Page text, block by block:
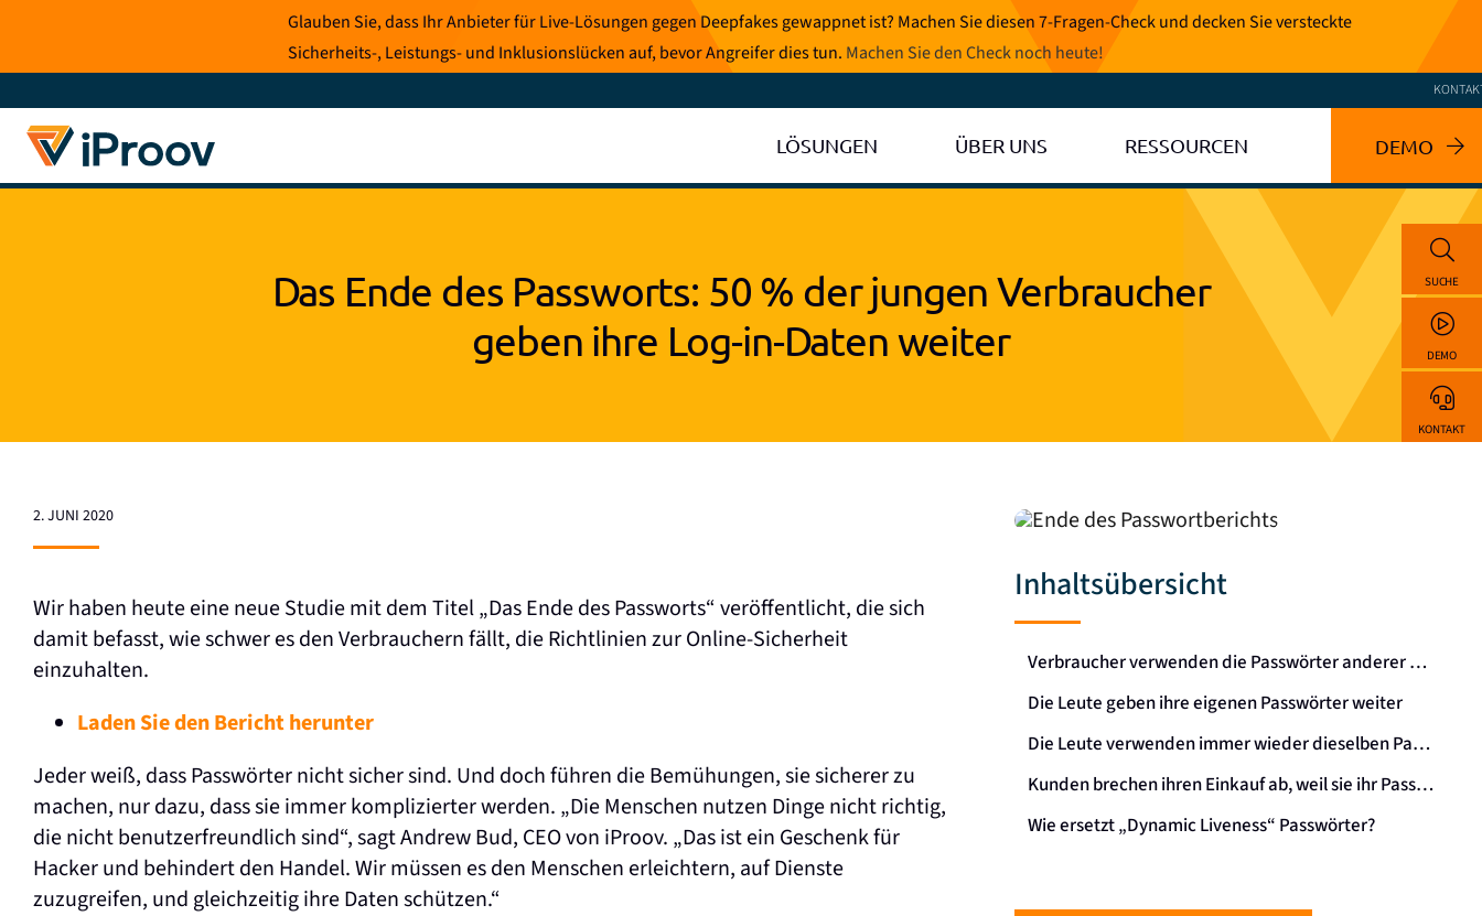
springen
Glauben Sie, dass Ihr Anbieter für Live-Lösungen gegen Deepfakes gewappnet ist? Machen Sie diesen 7-Fragen-Check und decken Sie versteckte
Sicherheits-, Leistungs- und Inklusionslücken auf, bevor Angreifer dies tun. Machen Sie den Check noch heute!
LÖSUNGEN ÜBER UNS RESSOURCEN DEMO
Das Ende des Passworts: 50 % der jungen Verbraucher
geben ihre Log-in-Daten weiter
2. JUNI 2020
Wir haben heute eine neue Studie mit dem Titel „Das Ende des Passworts“ veröffentlicht, die sich
damit befasst, wie schwer es den Verbrauchern fällt, die Richtlinien zur Online-Sicherheit
einzuhalten.
Laden Sie den Bericht herunter
Jeder weiß, dass Passwörter nicht sicher sind. Und doch führen die Bemühungen, sie sicherer zu
machen, nur dazu, dass sie immer komplizierter werden. „Die Menschen nutzen Dinge nicht richtig,
die nicht benutzerfreundlich sind“, sagt Andrew Bud, CEO von iProov. „Das ist ein Geschenk für
Hacker und behindert den Handel. Wir müssen es den Menschen erleichtern, auf Dienste
zuzugreifen, und gleichzeitig ihre Daten schützen.“
Inhaltsübersicht
Verbraucher verwenden die Passwörter anderer Personen
Die Leute geben ihre eigenen Passwörter weiter
Die Leute verwenden immer wieder dieselben Passwörter (und schreiben sie sich auf)
Kunden brechen ihren Einkauf ab, weilsie ihr Passwort vergessen haben
Wie ersetzt „Dynamic Liveness“ Passwörter?
SUCHE
DEMO
KONTAKT